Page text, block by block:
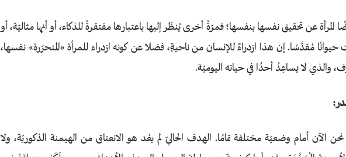
عن تحقيق نفسها بنفسها؛ فمرّةً أخرى يُنظَر إليها باعتبارها مفتقرةً للذكاء، أو أنها مثاليّة، أو
مُقدَّسًا. إن هذا ازدراءٌ للإنسان من ناحيةٍ، فضلا عن كونه ازدراء للمرأة «المتحرّرة» نفسها،
والذي لا يساعِدُ أحدًا في حياته اليوميّة.
الآن أمام وضعيّة مختلفة تمامًا. الهدف الحاليّ لم يعُد هو الانعتاق من الهيمنة الذكوريّة، ولا